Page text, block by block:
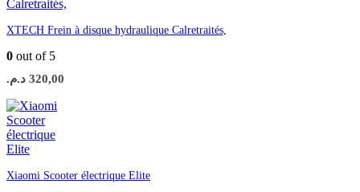
XTECH Frein à disque hydraulique Calretraités,
0 out of 5
320,00 د.م.
Xiaomi Scooter électrique Elite